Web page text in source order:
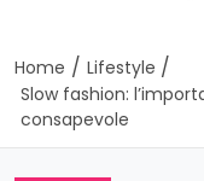
Home / Lifestyle /
Slow fashion:
consapevole